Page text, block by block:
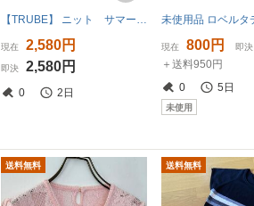
【TRUBE】 ニット サマーセーター フラワープリント 手洗い フリーサイズ 花柄 半袖 トルーベ サマーニット フェミニン 匿名発送
現在 2,580円
即決 2,580円
0 2日
現在 800円 即決
＋送料950円
0
5日
未使用
送料無料 送料無料